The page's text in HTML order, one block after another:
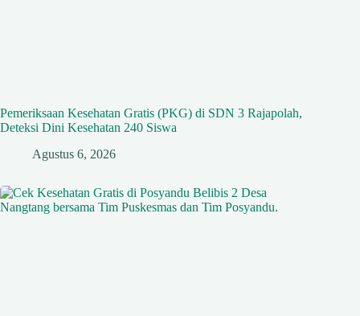
Pemeriksaan Kesehatan Gratis (PKG) di SDN 3 Rajapolah,
Deteksi Dini Kesehatan 240 Siswa
Agustus 6, 2026